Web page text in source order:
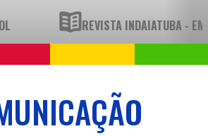
REVISTA INDAIATUBA -